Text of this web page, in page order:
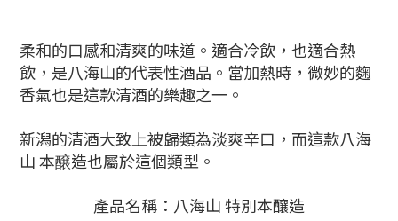
柔和的口感和清爽的味道。適合冷飲，也適合熱
飲，是八海山的代表性酒品。當加熱時，微妙的麴
香氣也是這款清酒的樂趣之一。
新潟的清酒大致上被歸類為淡爽辛口，而這款八海
山 本醸造也屬於這個類型。
產品名稱：八海山 特別本釀造